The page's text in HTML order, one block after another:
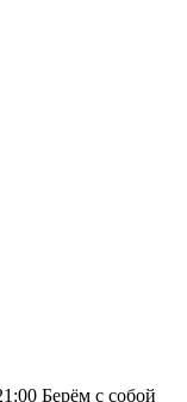
Берём с собой